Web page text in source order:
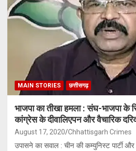
MAIN STORIES छत्तीसगढ़
भाजपा का तीखा हमला : संघ-भाजपा के
कांग्रेस के दीवालिएपन और वैचारिक
August 17, 2020 Chhattisgarh Crimes
उपासने का सवाल : चीन की कम्युनिस्ट पार्टी